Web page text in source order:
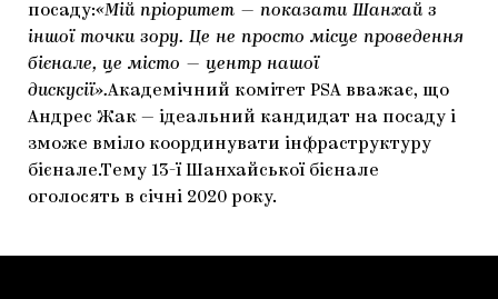
посаду:«Мій пріоритет — показати Шанхай з
іншої точки зору. Це не просто місце проведення
бієнале, це місто — центр нашої
дискусії».Академічний комітет PSA вважає, що
Андрес Жак — ідеальний кандидат на посаду і
зможе вміло координувати інфраструктуру
бієнале.Тему 13-ї Шанхайської бієнале
оголосять в січні 2020 року.